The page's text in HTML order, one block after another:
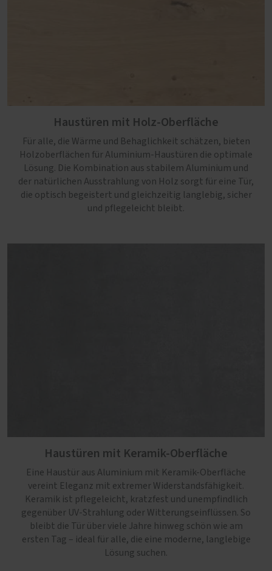
Haustüren mit Holz-Oberfläche
Für alle, die Wärme und Behaglichkeit schätzen, bieten
Holzoberflächen für Aluminium-Haustüren die optimale
Lösung. Die Kombination aus stabilem Aluminium und
der natürlichen Ausstrahlung von Holz sorgt für eine Tür,
die optisch begeistert und gleichzeitig langlebig, sicher
und pflegeleicht bleibt.
Haustüren mit Keramik-Oberfläche
Eine Haustür aus Aluminium mit Keramik-Oberfläche
vereint Eleganz mit extremer Widerstandsfähigkeit.
Keramik ist pflegeleicht, kratzfest und unempfindlich
gegenüber UV-Strahlung oder Witterungseinflüssen. So
bleibt die Tür über viele Jahre hinweg schön wie am
ersten Tag – ideal für alle, die eine moderne, langlebige
Lösung suchen.